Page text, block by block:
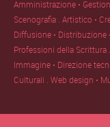
Amministrazione •
Scenografia .Artistico •
Diffusione • Distribuzione
Professioni della Scrittura .
Immagine • Direzione
Culturali .Web design •